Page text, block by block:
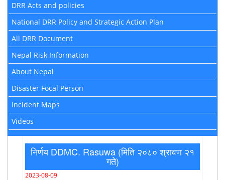
DRR Acts and policies
National DRR Policy and Strategic Action Plan
All DRR Document
Nepal Risk Information
About Nepal
Disaster Focal Person
Incident Maps
Videos
निर्णय DDMC. Rasuwa (मिति २०८० श्रावण २१
गते)
2023-08-09